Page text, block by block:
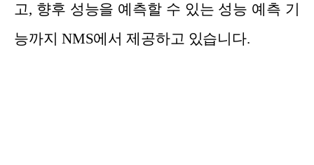
고, 향후 성능을 예측할 수 있는 성능 예측 기
능까지 NMS에서 제공하고 있습니다.